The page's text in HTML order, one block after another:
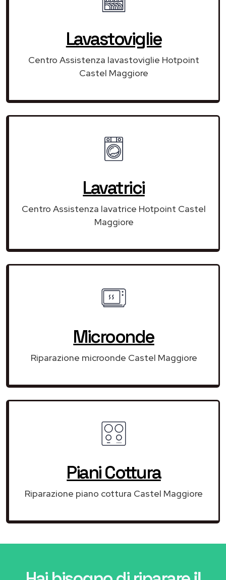
Lavastoviglie
Centro Assistenza lavastoviglie Hotpoint
Castel Maggiore
Lavatrici
Centro Assistenza lavatrice Hotpoint Castel
Maggiore
Microonde
Riparazione microonde Castel Maggiore
Piani Cottura
Riparazione piano cottura Castel Maggiore